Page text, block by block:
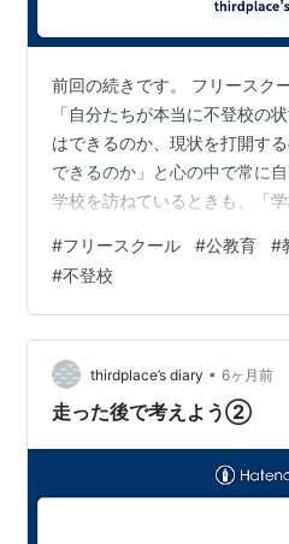
前回の続きです。 フリースク
「自分たちが本当に不登校の
はできるのか、現状を打開す
できるのか」と心の中で常に
学校を訪ねているときも、「
学校の体制・秩序を乱すこと
や躊躇する気持ちが働いてい
うしても学校に来られない子
び』に向かうためには、フリ
が必要なのではないか」と思
ろいろな葛藤を経験しながら
#フリースクール #公教育 #
#不登校
thirdplace’s diary • 6ヶ月前
走った後で考えよう②